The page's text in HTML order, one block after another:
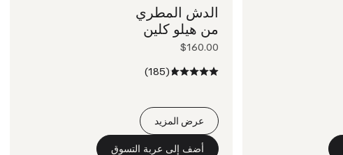
الدش المطري
من هيلو كلين
$160.00
(185)
عرض المزيد
أضف إلى عربة التسوق